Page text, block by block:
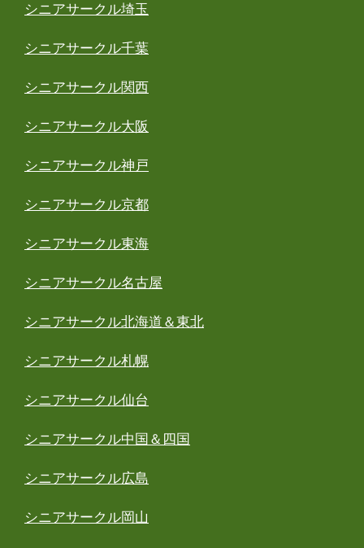
シニアサークル埼玉
シニアサークル千葉
シニアサークル関西
シニアサークル大阪
シニアサークル神戸
シニアサークル京都
シニアサークル東海
シニアサークル名古屋
シニアサークル北海道＆東北
シニアサークル札幌
シニアサークル仙台
シニアサークル中国＆四国
シニアサークル広島
シニアサークル岡山